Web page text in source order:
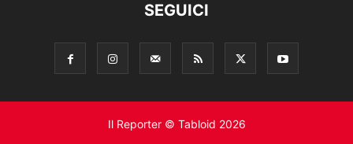
SEGUICI
Il Reporter © Tabloid 2026